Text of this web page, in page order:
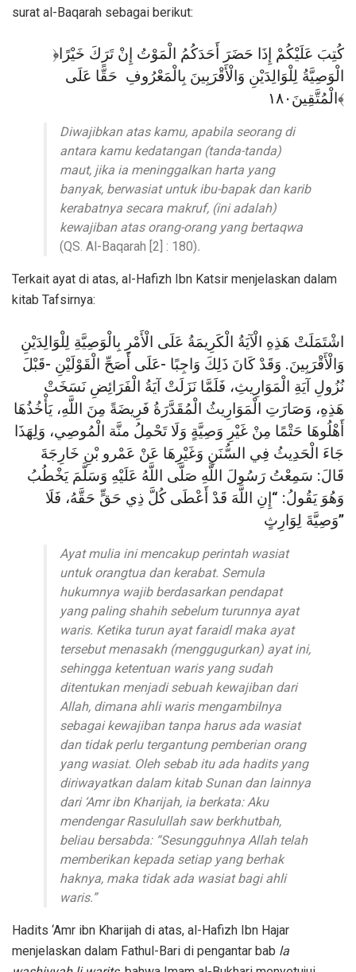
surat al-Baqarah sebagai berikut:
﴿كُتِبَ عَلَيْكُمْ إِذَا حَضَرَ أَحَدَكُمُ الْمَوْتُ إِنْ تَرَكَ خَيْرًا
الْوَصِيَّةُ لِلْوَالِدَيْنِ وَالْأَقْرَبِينَ بِالْمَعْرُوفِ حَقًّا عَلَى
الْمُتَّقِينَ١٨٠﴾
Diwajibkan atas kamu, apabila seorang di
antara kamu kedatangan (tanda-tanda)
maut, jika ia meninggalkan harta yang
banyak, berwasiat untuk ibu-bapak dan karib
kerabatnya secara makruf, (ini adalah)
kewajiban atas orang-orang yang bertaqwa
(QS. Al-Baqarah [2] : 180).
Terkait ayat di atas, al-Hafizh Ibn Katsir menjelaskan dalam
kitab Tafsirnya:
اشْتَمَلَتْ هَذِهِ الْآيَةُ الْكَرِيمَةُ عَلَى الْأَمْرِ بِالْوَصِيَّةِ لِلْوَالِدَيْنِ
وَالْأَقْرَبِينَ. وَقَدْ كَانَ ذَلِكَ وَاجِبًا -عَلَى أَصَحِّ الْقَوْلَيْنِ -قَبْلَ
نُزُولِ آيَةِ الْمَوَارِيثِ، فَلَمَّا نَزَلَتْ آيَةُ الْفَرَائِضِ نَسَخَتْ
هَذِهِ، وَصَارَتِ الْمَوَارِيثُ الْمُقَدَّرَةُ فَرِيضَةً مِنَ اللَّهِ، يَأْخُذُهَا
أَهْلُوهَا حَتْمًا مِنْ غَيْرِ وَصِيَّةٍ وَلَا تَحْمِلُ منَّة الْمُوصِي، وَلِهَذَا
جَاءَ الْحَدِيثُ فِي السُّنَنِ وَغَيْرِهَا عَنْ عَمْرو بْنِ خَارِجَةَ
قَالَ: سَمِعْتُ رَسُولَ اللَّهِ صَلَّى اللَّهُ عَلَيْهِ وَسَلَّمَ يَخْطُبُ
وَهُوَ يَقُولُ: “إِنِ اللَّهَ قَدْ أَعْطَى كُلَّ ذِي حَقٍّ حَقَّهُ، فَلَا
وَصِيَّةَ لِوَارِثٍ”
Ayat mulia ini mencakup perintah wasiat
untuk orangtua dan kerabat. Semula
hukumnya wajib berdasarkan pendapat
yang paling shahih sebelum turunnya ayat
waris. Ketika turun ayat faraidl maka ayat
tersebut menasakh (menggugurkan) ayat ini,
sehingga ketentuan waris yang sudah
ditentukan menjadi sebuah kewajiban dari
Allah, dimana ahli waris mengambilnya
sebagai kewajiban tanpa harus ada wasiat
dan tidak perlu tergantung pemberian orang
yang wasiat. Oleh sebab itu ada hadits yang
diriwayatkan dalam kitab Sunan dan lainnya
dari ‘Amr ibn Kharijah, ia berkata: Aku
mendengar Rasulullah saw berkhutbah,
beliau bersabda: “Sesungguhnya Allah telah
memberikan kepada setiap yang berhak
haknya, maka tidak ada wasiat bagi ahli
waris.”
Hadits ‘Amr ibn Kharijah di atas, al-Hafizh Ibn Hajar
menjelaskan dalam Fathul-Bari di pengantar bab la